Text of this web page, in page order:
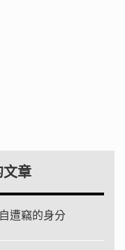
章
遭竊的身分